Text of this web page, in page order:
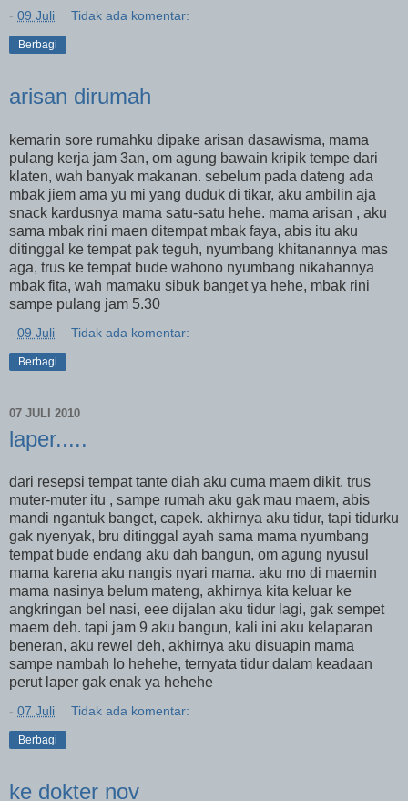
- 09 Juli Tidak ada komentar:
Berbagi
arisan dirumah
kemarin sore rumahku dipake arisan dasawisma, mama
pulang kerja jam 3an, om agung bawain kripik tempe dari
klaten, wah banyak makanan. sebelum pada dateng ada
mbak jiem ama yu mi yang duduk di tikar, aku ambilin aja
snack kardusnya mama satu-satu hehe. mama arisan , aku
sama mbak rini maen ditempat mbak faya, abis itu aku
ditinggal ke tempat pak teguh, nyumbang khitanannya mas
aga, trus ke tempat bude wahono nyumbang nikahannya
mbak fita, wah mamaku sibuk banget ya hehe, mbak rini
sampe pulang jam 5.30
- 09 Juli Tidak ada komentar:
Berbagi
07 JULI 2010
laper.....
dari resepsi tempat tante diah aku cuma maem dikit, trus
muter-muter itu , sampe rumah aku gak mau maem, abis
mandi ngantuk banget, capek. akhirnya aku tidur, tapi tidurku
gak nyenyak, bru ditinggal ayah sama mama nyumbang
tempat bude endang aku dah bangun, om agung nyusul
mama karena aku nangis nyari mama. aku mo di maemin
mama nasinya belum mateng, akhirnya kita keluar ke
angkringan bel nasi, eee dijalan aku tidur lagi, gak sempet
maem deh. tapi jam 9 aku bangun, kali ini aku kelaparan
beneran, aku rewel deh, akhirnya aku disuapin mama
sampe nambah lo hehehe, ternyata tidur dalam keadaan
perut laper gak enak ya hehehe
- 07 Juli Tidak ada komentar:
Berbagi
ke dokter nov